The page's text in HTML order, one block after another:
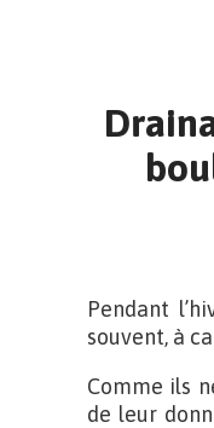
Pendant
souvent, à
Comme ils
de leur